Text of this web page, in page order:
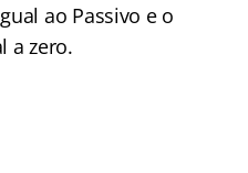
ao Passivo e o
a zero.